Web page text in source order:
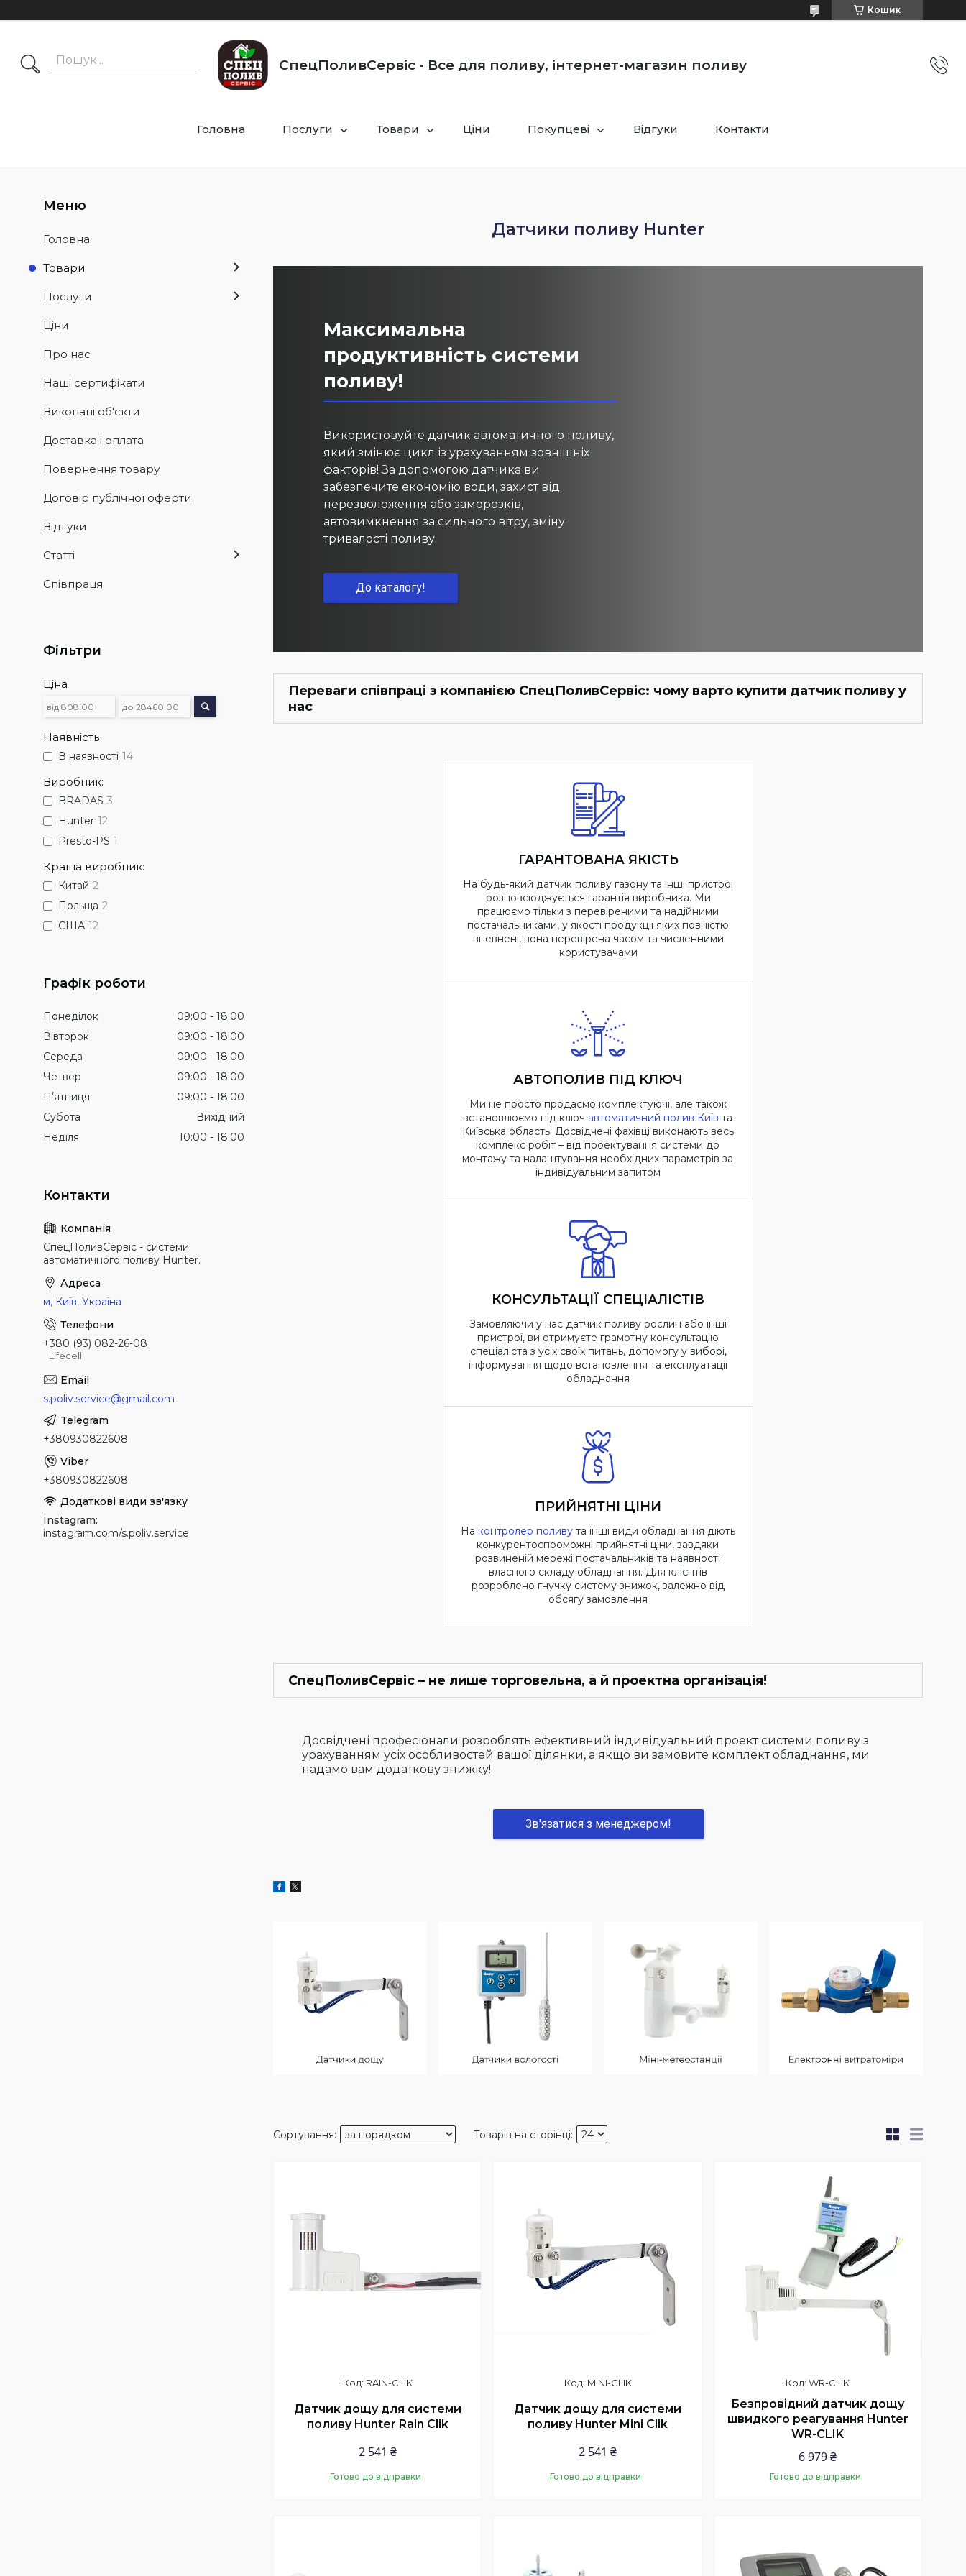
Кошик
СпецПоливСервіс - Все для поливу, інтернет-магазин поливу
Головна Послуги Товари Ціни Покупцеві Відгуки Контакти
Датчики поливу Hunter
Максимальна
продуктивність системи
поливу!
Використовуйте датчик автоматичного поливу,
який змінює цикл із урахуванням зовнішніх
факторів! За допомогою датчика ви
забезпечите економію води, захист від
перезволоження або заморозків,
автовимкнення за сильного вітру, зміну
тривалості поливу.
До каталогу!
Переваги співпраці з компанією СпецПоливСервіс: чому варто купити датчик поливу у
нас
ГАРАНТОВАНА ЯКІСТЬ
На будь-який датчик поливу газону та інші пристрої
розповсюджується гарантія виробника. Ми
працюємо тільки з перевіреними та надійними
постачальниками, у якості продукції яких повністю
впевнені, вона перевірена часом та численними
користувачами
АВТОПОЛИВ ПІД КЛЮЧ
Ми не просто продаємо комплектуючі, але також
встановлюємо під ключ автоматичний полив Київ та
Київська область. Досвідчені фахівці виконають весь
комплекс робіт – від проектування системи до
монтажу та налаштування необхідних параметрів за
індивідуальним запитом
КОНСУЛЬТАЦІЇ СПЕЦІАЛІСТІВ
Замовляючи у нас датчик поливу рослин або інші
пристрої, ви отримуєте грамотну консультацію
спеціаліста з усіх своїх питань, допомогу у виборі,
інформування щодо встановлення та експлуатації
обладнання
ПРИЙНЯТНІ ЦІНИ
На контролер поливута інші види обладнання діють
конкурентоспроможні прийнятні ціни, завдяки
розвиненій мережі постачальників та наявності
власного складу обладнання. Для клієнтів
розроблено гнучку систему знижок, залежно від
обсягу замовлення
СпецПоливСервіс – не лише торговельна, а й проектна організація!
Досвідчені професіонали розроблять ефективний індивідуальний проект системи поливу з
урахуванням усіх особливостей вашої ділянки, а якщо ви замовите комплект обладнання, ми
надамо вам додаткову знижку!
Зв'язатися з менеджером!
RAIN-CLIK
Датчик дощу для системи
поливу Hunter Rain Clik
2 541 ₴
Готово до відправки
MINI-CLIK
Датчик дощу для системи
поливу Hunter Mini Clik
2 541 ₴
Готово до відправки
WR-CLIK
Безпровідний датчик дощу
швидкого реагування Hunter
WR-CLIK
6 979 ₴
Готово до відправки
Головна
Товари
Послуги
Ціни
Про нас
Наші сертифікати
Виконані об'єкти
Доставка і оплата
Повернення товару
Договір публічної оферти
Відгуки
Статті
Співпраця
Фільтри
Ціна
Наявність
В наявності 14
Виробник:
BRADAS 3
Hunter 12
Presto-PS 1
Країна виробник:
Китай 2
Польща 2
США 12
Графік роботи
Понеділок 09:00
18:00
Вівторок
09:00
18:00
Середа
09:00
18:00
Четвер
09:00
18:00
Пʼятниця
09:00
18:00
Субота
Вихідний
Неділя
10:00 18:00
СпецПоливСервіс - cистеми
автоматичного поливу Hunter.
м, Київ, Україна
+380 (93) 082-26-08
Lifecell
s.poliv.service@gmail.com
+380930822608
+380930822608
Instagram
instagram.com/s.poliv.service